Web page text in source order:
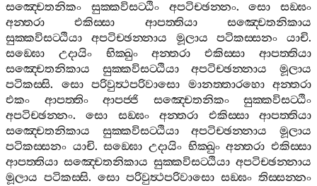
සඤ‍්චෙතනිකං
සුක‍්කවිසට‍්ඨිං අපටිච‍්ඡන‍්නං.සො
සඞ‍්ඝං
අන‍්තරා
එකිස‍්සා ආපත‍්තියා
සඤ‍්චෙතනිකාය
සුක‍්කවිසට‍්ඨියා
අපටිච‍්ඡන‍්නාය මූලාය පටිකස‍්සනං යාචි.
සඞ‍්ඝො
උදායිං භික‍්ඛුං අන‍්තරා එකිස‍්සා
ආපත‍්තියා
සඤ‍්චෙතනිකාය
සුක‍්කවිසට‍්ඨියා අපටිච‍්ඡන‍්නාය
මූලාය
පටිකස‍්සි. සො පරිවුත්‍ථපරිවාසො මානත‍්තාරහො
අන‍්තරා
එකං
ආපත‍්තිං ආපජ‍්ජි සඤ‍්චෙතනිකං
සුක‍්කවිසට‍්ඨිං
අපටිච‍්ඡන‍්නං.සො සඞ‍්ඝං අන‍්තරා එකිස‍්සා
ආපත‍්තියා
සඤ‍්චෙතනිකාය
සුක‍්කවිසට‍්ඨියා අපටිච‍්ඡන‍්නාය
මූලාය
පටිකස‍්සනං යාචි.සඞ‍්ඝො උදායිං භික‍්ඛුං අන‍්තරා එකිස‍්සා
ආපත‍්තියා සඤ‍්චෙතනිකාය සුක‍්කවිසට‍්ඨියා අපටිච‍්ඡන‍්නාය
මූලාය පටිකස‍්සි. සො පරිවුත්‍ථපරිවාසො සඞ‍්ඝං තිස‍්සන‍්නං